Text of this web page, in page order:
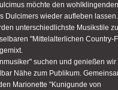
möchte den wohlklingenden
Dulcimers wieder aufleben lassen.
unterschiedlichste Musikstile
"Mittelalterlichen Country-
suchen und genießen
Nähe zum Publikum.
Marionette "Kunigunde von